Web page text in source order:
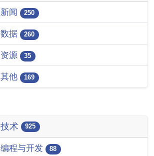
新闻 250
数据 260
资源 35
其他 169
技术 925
编程与开发 88